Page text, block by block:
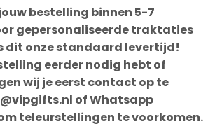
bestelling binnen 5-7
gepersonaliseerde traktaties
dit onze standaard levertijd!
eerder nodig hebt of
wij je eerst contact op te
of Whatsapp
teleurstellingen te voorkomen.